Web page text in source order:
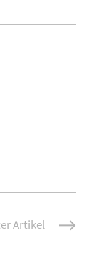
Artikel